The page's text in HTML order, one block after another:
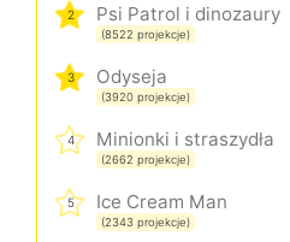
2 Psi Patrol i dinozaury
(8522 projekcje)
3 Odyseja
(3920 projekcje)
4 Minionki i straszydła
(2662 projekcje)
5 Ice Cream Man
(2343 projekcje)